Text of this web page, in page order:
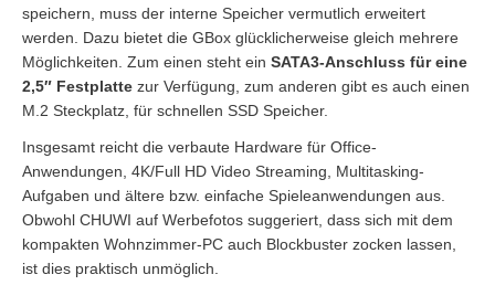
speichern, muss der interne Speicher vermutlich erweitert
werden. Dazu bietet die GBox glücklicherweise gleich mehrere
Möglichkeiten. Zum einen steht ein SATA3-Anschluss für eine
2,5″ Festplatte zur Verfügung, zum anderen gibt es auch einen
M.2 Steckplatz, für schnellen SSD Speicher.
Insgesamt reicht die verbaute Hardware für Office-
Anwendungen, 4K/Full HD Video Streaming, Multitasking-
Aufgaben und ältere bzw. einfache Spieleanwendungen aus.
Obwohl CHUWI auf Werbefotos suggeriert, dass sich mit dem
kompakten Wohnzimmer-PC auch Blockbuster zocken lassen,
ist dies praktisch unmöglich.